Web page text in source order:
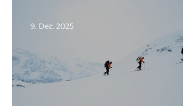
9. Dez. 2025